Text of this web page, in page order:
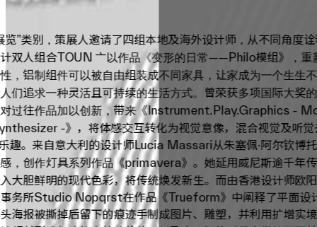
览”类别，策展人邀请了四组本地及海外设计师，从不同角度
双人组合TOUN 亠以作品《变形的日常——Philo模组》，重
，铝制组件可以被自由组装成不同家具，让家成为一个生生
们追求一种灵活且可持续的生活方式。曾荣获多项国际大奖
对过往作品加以创新，带来《Instrument.Play.Graphics -
-》，将体感交互转化为视觉意像，混合视觉及听觉
趣。来自意大利的设计师Lucia Massari从朱塞佩·阿尔钦博
，创作灯具系列作品《primavera》。她延用威尼斯逾千年
大胆鲜明的现代色彩，将传统焕发新生。而由香港设计师欧
务所Studio Nopqrst在作品《Trueform》中阐释了平面设
海报被撕掉后留下的痕迹手制成图片、雕塑，并利用扩增实